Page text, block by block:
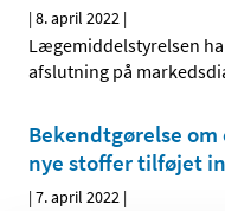
|8. april 2022 |
Lægemiddelstyrelsen
afslutning på
Bekendtgørelse
nye stoffer tilføjet
|7. april 2022 |